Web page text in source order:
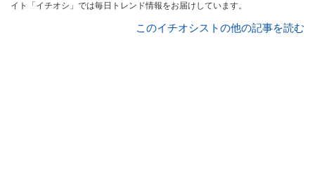
イト「イチオシ」では毎日トレンド情報をお届けしています。
このイチオシストの他の記事を読む